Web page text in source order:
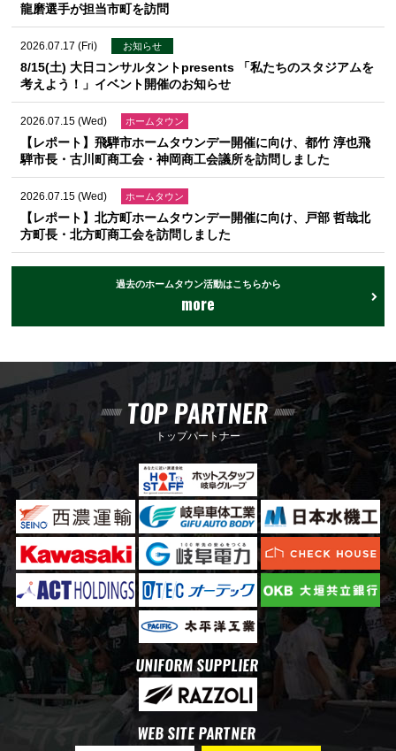
龍磨選手が担当市町を訪問
2026.07.17 (Fri) お知らせ
8/15(土) 大日コンサルタントpresents 「私たちのスタジアムを
考えよう！」イベント開催のお知らせ
2026.07.15 (Wed) ホームタウン
【レポート】飛騨市ホームタウンデー開催に向け、都竹 淳也飛
騨市長・古川町商工会・神岡商工会議所を訪問しました
2026.07.15 (Wed) ホームタウン
【レポート】北方町ホームタウンデー開催に向け、戸部 哲哉北
方町長・北方町商工会を訪問しました
過去のホームタウン活動はこちらから
more
TOP PARTNER
トップパートナー
UNIFORM SUPPLIER
WEB SITE PARTNER